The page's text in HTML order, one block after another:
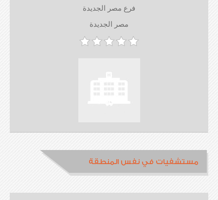
فرع مصر الجديدة
مصر الجديدة
مستشفيات في نفس المنطقة